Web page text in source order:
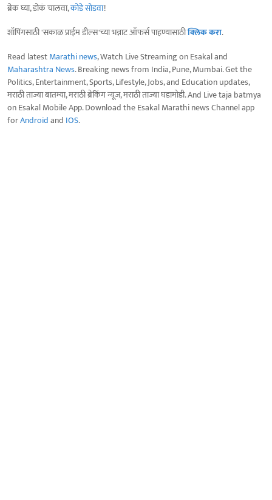
ब्रेक घ्या, डोकं चालवा,कोडे सोडवा!
शॉपिंगसाठी 'सकाळ प्राईम डील्स'च्या भन्नाट ऑफर्स पाहण्यासाठीक्लिक करा.
Read latestMarathi news, Watch Live Streaming on Esakal and
Maharashtra News. Breaking news from India, Pune, Mumbai. Get the
Politics, Entertainment, Sports, Lifestyle, Jobs, and Education updates,
मराठी ताज्या बातम्या, मराठी ब्रेकिंग न्यूज, मराठी ताज्या घडामोडी. And Live taja batmya
on Esakal Mobile App. Download the Esakal Marathi news Channel app
forAndroidand IOS.